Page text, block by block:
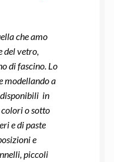
che amo
del vetro,
di fascino. Lo
modellando a
disponibili in
o sotto
e di paste
e
piccoli